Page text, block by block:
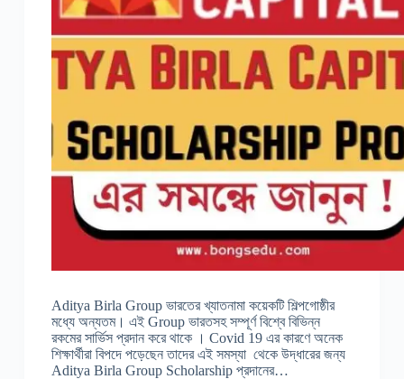
Aditya Birla Group ভারতের খ্যাতনামা কয়েকটি শিল্পগোষ্ঠীর
মধ্যে অন্যতম। এই Group ভারতসহ সম্পূর্ণ বিশ্বে বিভিন্ন
রকমের সার্ভিস প্রদান করে থাকে । Covid 19 এর কারণে অনেক
শিক্ষার্থীরা বিপদে পড়েছেন তাদের এই সমস্যা থেকে উদ্ধারের জন্য
Aditya Birla Group Scholarship প্রদানের…